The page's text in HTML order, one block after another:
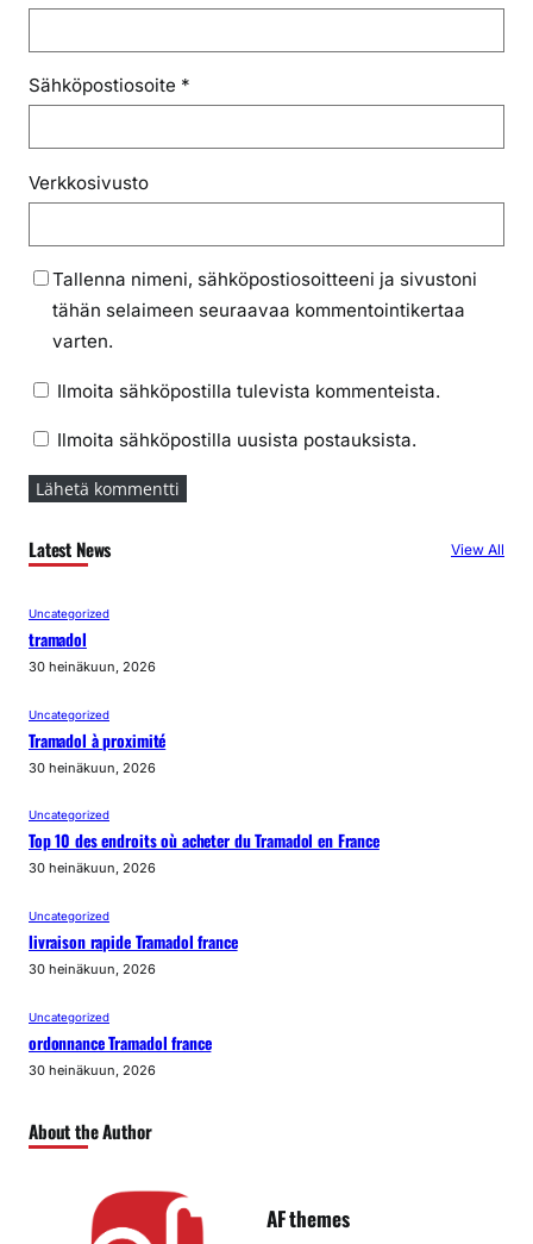
Sähköpostiosoite *
Verkkosivusto
Tallenna nimeni, sähköpostiosoitteeni ja sivustoni
tähän selaimeen seuraavaa kommentointikertaa
varten.
Ilmoita sähköpostilla tulevista kommenteista.
Ilmoita sähköpostilla uusista postauksista.
Latest News View All
Uncategorized
tramadol
30 heinäkuun, 2026
Uncategorized
Tramadol à proximité
30 heinäkuun, 2026
Uncategorized
Top 10 des endroits où acheter du Tramadol en France
30 heinäkuun, 2026
Uncategorized
livraison rapide Tramadol france
30 heinäkuun, 2026
Uncategorized
ordonnance Tramadol france
30 heinäkuun, 2026
About the Author
AF themes